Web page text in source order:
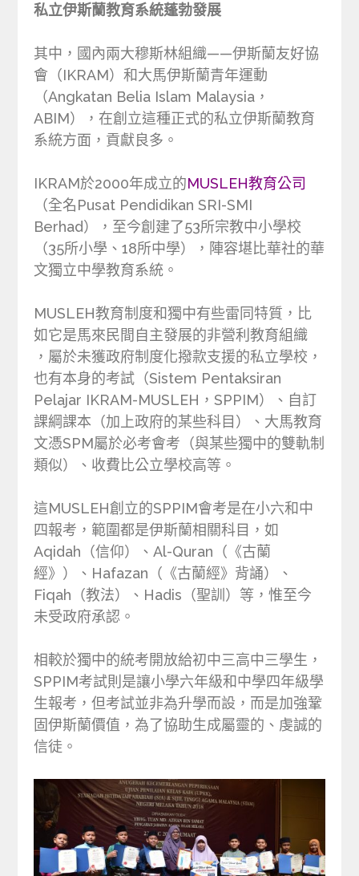
私立伊斯蘭教育系統蓬勃發展
其中，國內兩大穆斯林組織——伊斯蘭友好協
會（IKRAM）和大馬伊斯蘭青年運動
（Angkatan Belia Islam Malaysia，
ABIM），在創立這種正式的私立伊斯蘭教育
系統方面，貢獻良多。
IKRAM於2000年成立的MUSLEH教育公司
（全名Pusat Pendidikan SRI-SMI
Berhad），至今創建了53所宗教中小學校
（35所小學、18所中學），陣容堪比華社的華
文獨立中學教育系統。
MUSLEH教育制度和獨中有些雷同特質，比
如它是馬來民間自主發展的非營利教育組織
，屬於未獲政府制度化撥款支援的私立學校，
也有本身的考試（Sistem Pentaksiran
Pelajar IKRAM-MUSLEH，SPPIM）、自訂
課綱課本（加上政府的某些科目）、大馬教育
文憑SPM屬於必考會考（與某些獨中的雙軌制
類似）、收費比公立學校高等。
這MUSLEH創立的SPPIM會考是在小六和中
四報考，範圍都是伊斯蘭相關科目，如
Aqidah（信仰）、Al-Quran（《古蘭
經》）、Hafazan（《古蘭經》背誦）、
Fiqah（教法）、Hadis（聖訓）等，惟至今
未受政府承認。
相較於獨中的統考開放給初中三高中三學生，
SPPIM考試則是讓小學六年級和中學四年級學
生報考，但考試並非為升學而設，而是加強鞏
固伊斯蘭價值，為了協助生成屬靈的、虔誠的
信徒。